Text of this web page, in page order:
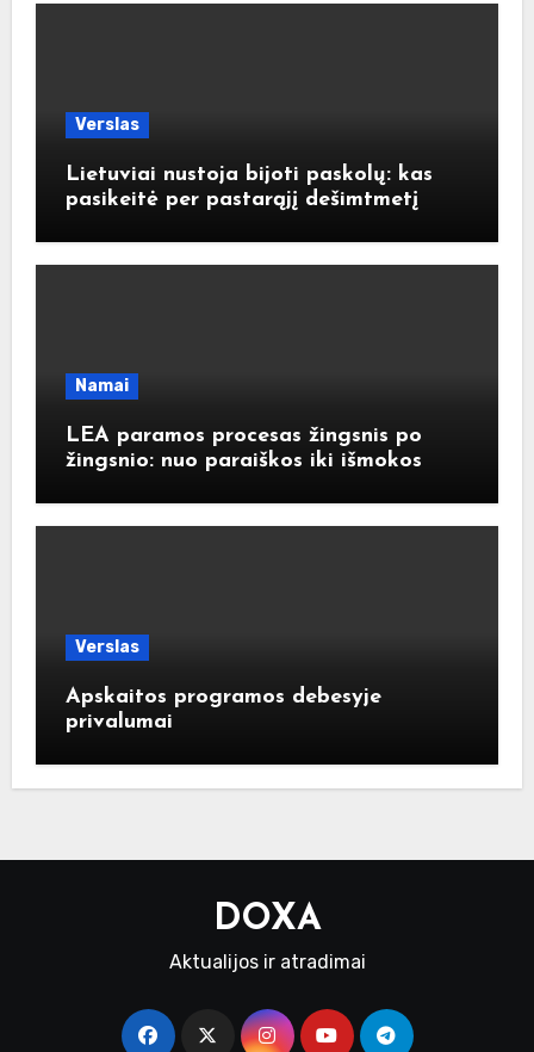
Verslas
Lietuviai nustoja bijoti paskolų: kas
pasikeitė per pastarąjį dešimtmetį
Namai
LEA paramos procesas žingsnis po
žingsnio: nuo paraiškos iki išmokos
Verslas
Apskaitos programos debesyje
privalumai
DOXA
Aktualijos ir atradimai